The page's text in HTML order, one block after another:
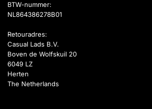
BTW-nummer:
NL864386278B01
Retouradres:
Casual Lads B.V.
Boven de Wolfskuil 20
6049 LZ
Herten
The Netherlands